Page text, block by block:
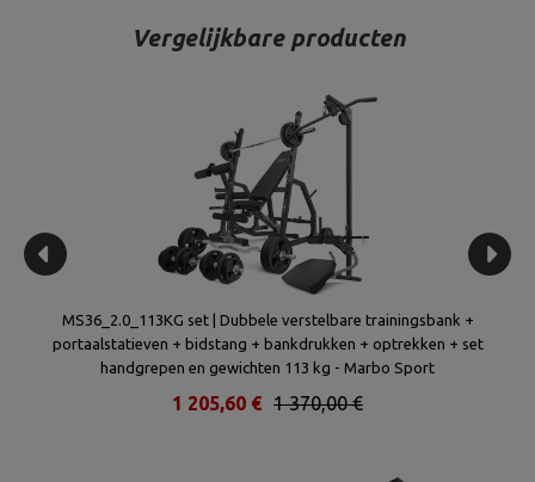
Vergelijkbare producten
MS36_2.0_113KG set | Dubbele verstelbare trainingsbank +
portaalstatieven + bidstang + bankdrukken + optrekken + set
handgrepen en gewichten 113 kg - Marbo Sport
1 370,00 €
1 205,60 €